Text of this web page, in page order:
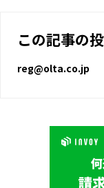
この記事の
reg@olta.co.jp